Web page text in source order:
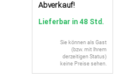
Abverkauf!
Lieferbar in 48 Std.
Sie können als Gast
(bzw. mit Ihrem
derzeitigen Status)
keine Preise sehen.